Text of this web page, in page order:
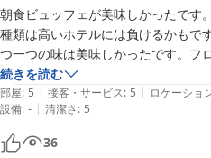
ごしくださいませ。
次回もラッキーまーちゃん1985様
一同楽しみにお待ちしております
スーパーホテル大垣駅前
支配人
スーパーホテル大垣駅前
した。
また、「どこでも安定のスーパー
こと、ありがたく思います。
一方で、バスルームの便器サイズ
をおかけいたしました。
今後もより快適にお過ごしいただ
考に努めてまいります。
朝食ビュッフェが美味しかったです。
種類は高いホテルには負けるかもで
つ一つの味は美味しかったです。フ
満足です。この料金でこの内容なら
続きを読む
部屋: 5 | 接客・サービス: 5 | ロケーショ
設備: - | 清潔さ: 5
36